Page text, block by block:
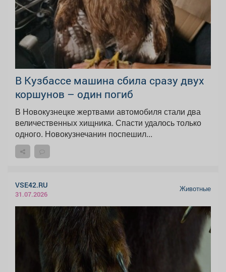
В Кузбассе машина сбила сразу двух
коршунов – один погиб
В Новокузнецке жертвами автомобиля стали два
величественных хищника. Спасти удалось только
одного. Новокузнечанин поспешил...
VSE42.RU
31.07.2026
Животные